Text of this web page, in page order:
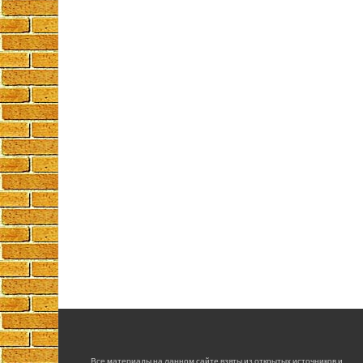
Все материалы на данном сайте взяты из открытых источников и